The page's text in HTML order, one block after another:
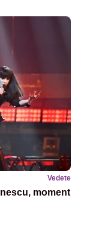
Vedete
moment